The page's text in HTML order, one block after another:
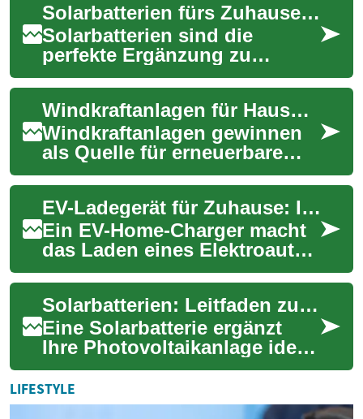
Solarbatterien fürs Zuhause: Leitfaden zur Speicherung
Solarbatterien sind die
perfekte Ergänzung zu
Photovoltaikanlagen: Sie
speichern überschüssigen
Solarstrom, erhöhen d...
Windkraftanlagen für Haushalte: Eine nachhaltige Energielösung
Windkraftanlagen gewinnen
als Quelle für erneuerbare
Energie in Deutschland
zunehmend an Bedeutung.
Während große Win...
EV-Ladegerät für Zuhause: Installation, Typen und Nutzung
Ein EV-Home-Charger macht
das Laden eines Elektroautos
zu Hause praktisch und
planbar. Dieses Thema
umfasst technisch...
Solarbatterien: Leitfaden zur Energiespeicherung Zuhause
Eine Solarbatterie ergänzt
Ihre Photovoltaikanlage ideal:
Sie speichert überschüssigen
Solarstrom, erhöht den
Eigenve...
LIFESTYLE